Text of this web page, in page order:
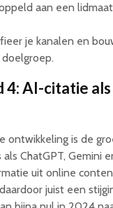
aan een
je kanalen en
4: AI-citatie
ontwikkeling is de
ChatGPT, Gemini
uit online
juist een